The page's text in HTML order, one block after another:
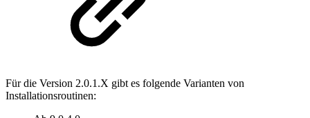
Für die Version 2.0.1.X gibt es folgende Varianten von
Installationsroutinen: